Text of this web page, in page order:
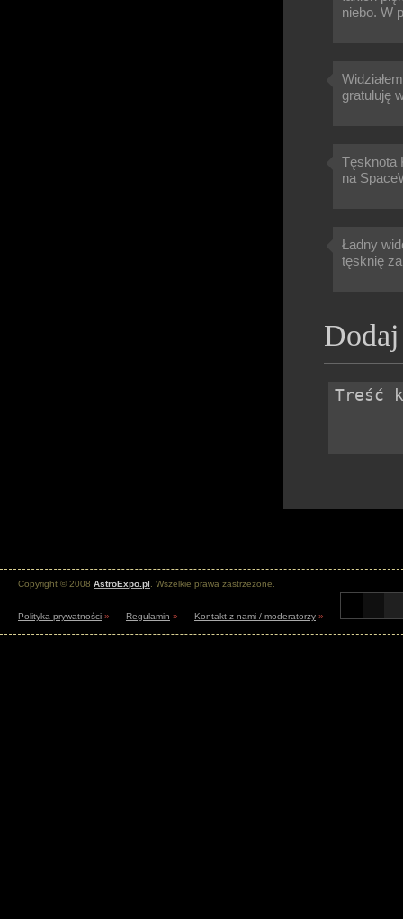
niebo. W
gratuluję
Tęsknota
na
Ładny
tęsknię
Copyright © 2008 AstroExpo.pl . Wszelkie prawa zastrzeżone.
Polityka prywatności » Regulamin » Kontakt z nami / moderatorzy »